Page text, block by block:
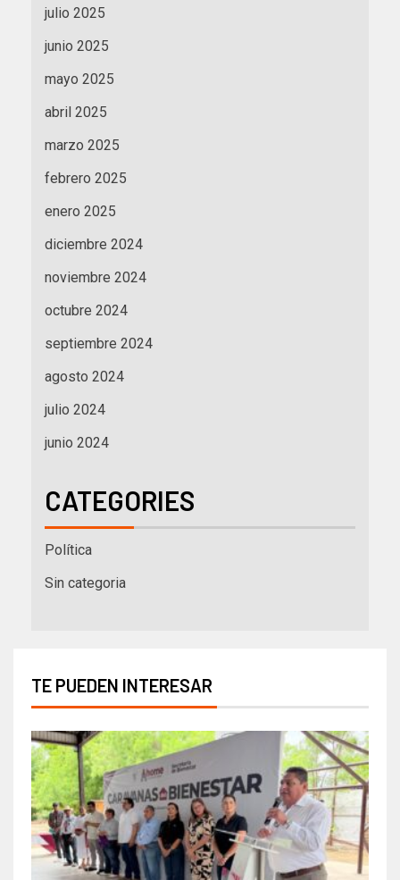
julio 2025
junio 2025
mayo 2025
abril 2025
marzo 2025
febrero 2025
enero 2025
diciembre 2024
noviembre 2024
octubre 2024
septiembre 2024
agosto 2024
julio 2024
junio 2024
CATEGORIES
Política
Sin categoria
TE PUEDEN INTERESAR